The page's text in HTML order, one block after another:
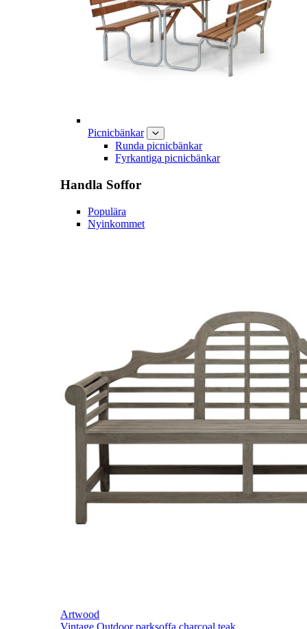
Picnicbänkar
Runda picnicbänkar
Fyrkantiga picnicbänkar
Handla Soffor
Populära
Nyinkommet
Artwood
Vintage Outdoor parksoffa charcoal teak